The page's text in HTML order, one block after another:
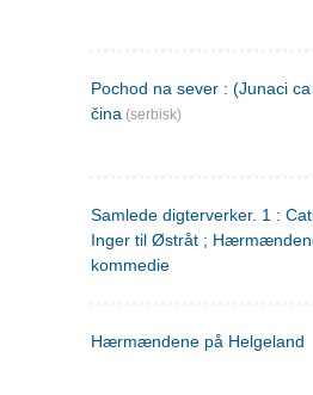
Pochod na sever : (Junaci
čina (serbisk)
Samlede digterverker. 1 :
Inger til Østråt ;
kommedie
Hærmændene på Helgeland